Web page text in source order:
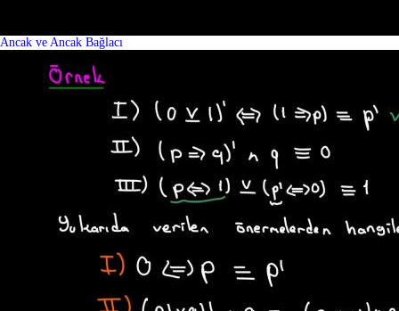
Ancak ve Ancak Bağlacı